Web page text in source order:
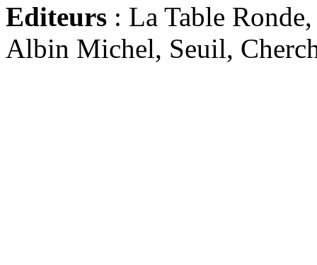
Editeurs : La Table
Albin Michel, Seuil,